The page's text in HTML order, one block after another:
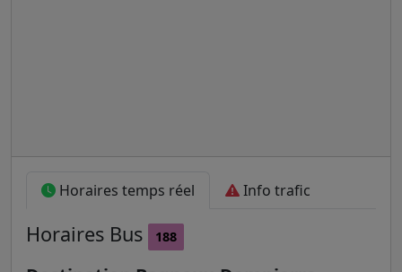
Horaires temps réel Info trafic
Horaires Bus 188